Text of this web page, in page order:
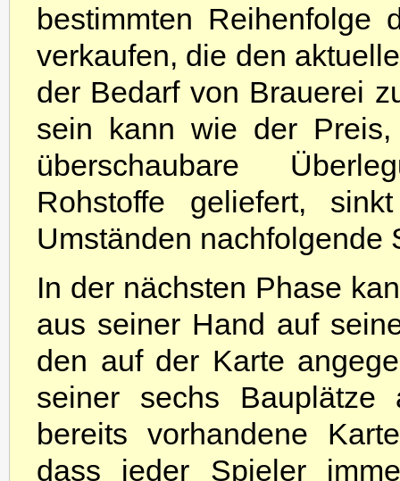
bestimmten Reihenfolge
verkaufen, die den
der Bedarf von Brauerei
sein kann wie der
überschaubare
Rohstoffe geliefert,
Umständen nachfolgende
In der nächsten Phase
aus seiner Hand auf
den auf der Karte
seiner sechs Bauplätze
bereits vorhandene
dass jeder Spieler